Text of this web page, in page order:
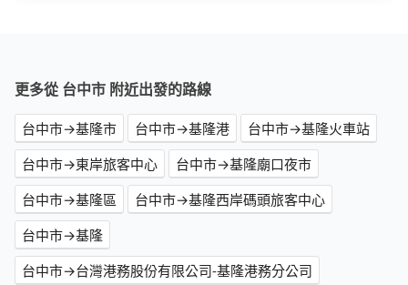
更多從 台中市 附近出發的路線
台中市→基隆市 台中市→基隆港
台中市→基隆火車站
台中市→東岸旅客中心
台中市→基隆廟口夜市
台中市→基隆區
台中市→基隆西岸碼頭旅客中心
台中市→基隆
台中市→台灣港務股份有限公司-基隆港務分公司